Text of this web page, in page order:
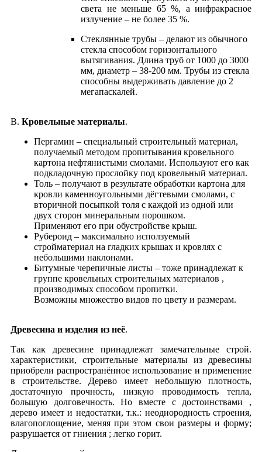
света не меньше 65 %, а инфракрасное
излучение – не более 35 %.
Cтеклянные трубы – делают из обычного
стекла способом горизонтального
вытягивания. Длина труб от 1000 до 3000
мм, диаметр – 38-200 мм. Трубы из стекла
способны выдерживать давление до 2
мегапаскалей.
В. Кровельные материалы.
Пергамин – специальный строительный материал,
получаемый методом пропитывания кровельного
картона нефтянистыми смолами. Используют его как
подкладочную прослойку под кровельный материал.
Толь – получают в результате обработки картона для
кровли каменноугольными дёгтевыми смолами, с
вторичной посыпкой толя с каждой из одной или
двух сторон минеральным порошком.
Применяют его при обустройстве крыш.
Рубероид – максимально исползуемый
стройматериал на гладких крышах и кровлях с
небольшими наклонами.
Битумные черепичные листы – тоже принадлежат к
группе кровельных строительных материалов ,
производимых способом пропитки.
Возможны множество видов по цвету и размерам.
Древесина и изделия из неё.
Так как древесине принадлежат замечательные строй.
характеристики, строительные материалы из древесины
приобрели распространённое использование и применение
в строительстве. Дерево имеет небольшую плотность,
достаточную прочность, низкую проводимость тепла,
большую долговечность. Но вместе с достоинствами ,
дерево имеет и недостатки, т.к.: неоднородность строения,
влагопоглощение, меняя при этом свои размеры и форму;
разрушается от гниения ; легко горит.